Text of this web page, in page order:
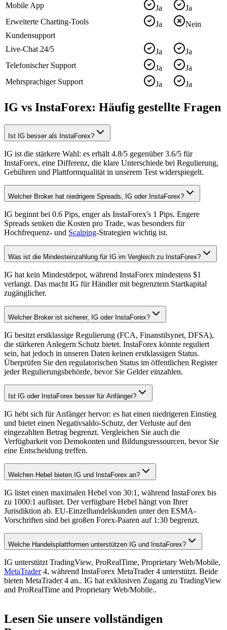
Mobile App
Ja
Ja
Erweiterte Charting-Tools
Ja
Nein
Kundensupport
Live-Chat 24/5
Ja
Ja
Telefonischer Support
Ja
Ja
Mehrsprachiger Support
Ja Ja
IG vs InstaForex: Häufig gestellte Fragen
Ist IG besser als InstaForex?
IG ist die stärkere Wahl: es erhält 4.8/5 gegenüber 3.6/5 für
InstaForex, eine Differenz, die klare Unterschiede bei Regulierung,
Gebühren und Plattformqualität in unserem Test widerspiegelt.
Welcher Broker hat niedrigere Spreads, IG oder InstaForex?
IG beginnt bei 0.6 Pips, enger als InstaForex's 1 Pips. Engere
Spreads senken die Kosten pro Trade, was besonders für
Hochfrequenz- und Scalping-Strategien wichtig ist.
Was ist die Mindesteinzahlung für IG im Vergleich zu InstaForex?
IG hat kein Mindestdepot, während InstaForex mindestens $1
verlangt. Das macht IG für Händler mit begrenztem Startkapital
zugänglicher.
Welcher Broker ist sicherer, IG oder InstaForex?
IG besitzt erstklassige Regulierung (FCA, Finanstilsynet, DFSA),
die stärkeren Anlegern Schutz bietet. InstaForex könnte reguliert
sein, hat jedoch in unseren Daten keinen erstklassigen Status.
Überprüfen Sie den regulatorischen Status im öffentlichen Register
jeder Regulierungsbehörde, bevor Sie Gelder einzahlen.
Ist IG oder InstaForex besser für Anfänger?
IG hebt sich für Anfänger hervor: es hat einen niedrigeren Einstieg
und bietet einen Negativsaldo-Schutz, der Verluste auf den
eingezahlten Betrag begrenzt. Vergleichen Sie auch die
Verfügbarkeit von Demokonten und Bildungsressourcen, bevor Sie
eine Entscheidung treffen.
Welchen Hebel bieten IG und InstaForex an?
IG listet einen maximalen Hebel von 30:1, während InstaForex bis
zu 1000:1 auflistet. Der verfügbare Hebel hängt von Ihrer
Jurisdiktion ab. EU-Einzelhandelskunden unter den ESMA-
Vorschriften sind bei großen Forex-Paaren auf 1:30 begrenzt.
Welche Handelsplattformen unterstützen IG und InstaForex?
IG unterstützt TradingView, ProRealTime, Proprietary Web/Mobile,
MetaTrader4, während InstaForex MetaTrader 4 unterstützt. Beide
bieten MetaTrader 4 an.. IG hat exklusiven Zugang zu TradingView
and ProRealTime and Proprietary Web/Mobile..
Lesen Sie unsere vollständigen